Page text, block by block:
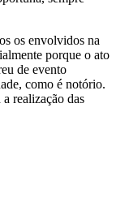
os envolvidos na
porque o ato
de evento
como é notório.
realização das